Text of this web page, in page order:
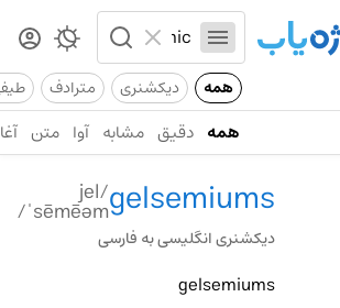
همه دیکشنری مترادف
همه دقیق مشابه آوا متن
gelsemiums
/jel
ˈsēmēəm/
دیکشنری انگلیسی به فارسی
gelsemiums